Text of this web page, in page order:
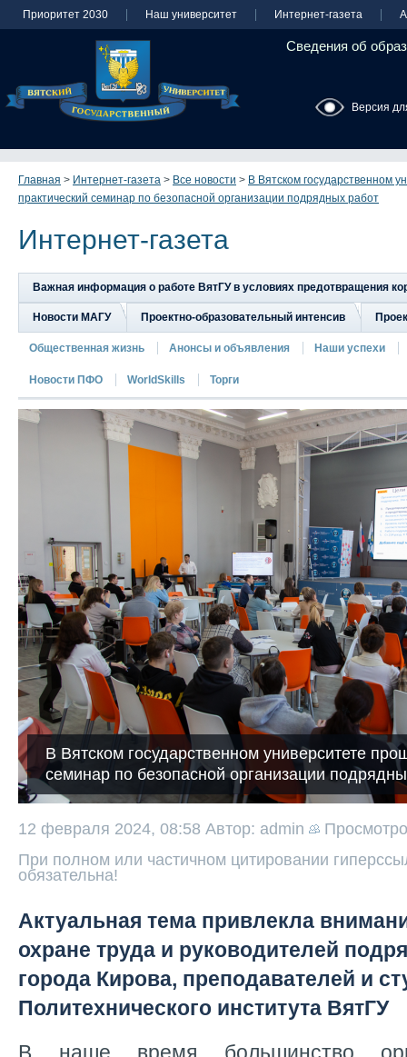
Приоритет 2030 Наш университет Интернет-газета
Сведения об
Версия
Главная > Интернет-газета > Все новости > В Вятском государственном
практический семинар по безопасной организации подрядных работ
Интернет-газета
Важная информация о работе ВятГУ в условиях предотвращения
Новости МАГУ Проектно-образовательный интенсив
Общественная жизнь Анонсы и объявления Наши успехи
Новости ПФО WorldSkills Торги
В Вятском государственном университете
семинар по безопасной организации
12 февраля 2024, 08:58 Автор: admin
При полном или частичном цитировании
обязательна!
Актуальная тема привлекла
охране труда и руководителей
города Кирова, преподавателей и
Политехнического института ВятГУ